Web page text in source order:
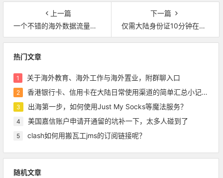
上一篇
一个不错的海外数据流量资源，仅需几块钱人民币，很多跨境出海的朋友应该都需要
下一篇
仅需大陆身份证10分钟在线开通瑞士银行账户，含0管理费可全球消费的万事达卡
热门文章
1 关于海外教育、海外工作与海外置业，附群聊入口
2 香港银行卡、信用卡在大陆日常使用渠道的简单汇总小记录，含pulse绑定微信等
3 出海第一步，如何使用Just My Socks等魔法服务？
4 美国嘉信账户申请开通留的坑补一下，太多人碰到了
5 clash如何用搬瓦工jms的订阅链接呢？
随机文章